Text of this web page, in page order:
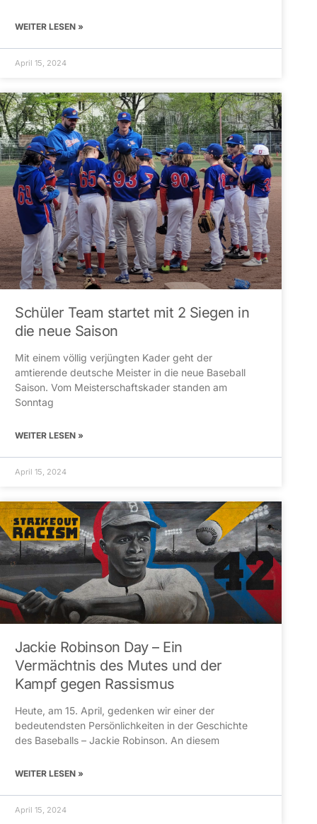
WEITER LESEN »
April 15, 2024
Schüler Team startet mit 2 Siegen in
die neue Saison
Mit einem völlig verjüngten Kader geht der
amtierende deutsche Meister in die neue Baseball
Saison. Vom Meisterschaftskader standen am
Sonntag
WEITER LESEN »
April 15, 2024
Jackie Robinson Day – Ein
Vermächtnis des Mutes und der
Kampf gegen Rassismus
Heute, am 15. April, gedenken wir einer der
bedeutendsten Persönlichkeiten in der Geschichte
des Baseballs – Jackie Robinson. An diesem
WEITER LESEN »
April 15, 2024